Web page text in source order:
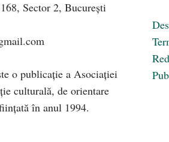
Sector 2, București
o publicaţie a Asociaţiei
culturală, de orientare
în anul 1994.